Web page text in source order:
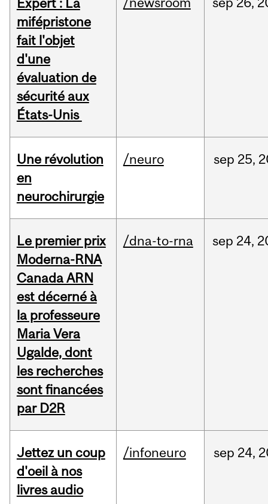
mifépristone
fait l'objet
d'une
évaluation de
sécurité aux
États-Unis
Une révolution
en
neurochirurgie
/neuro sep 25,
Le premier prix
Moderna-RNA
Canada ARN
est décerné à
la professeure
Maria Vera
Ugalde, dont
les recherches
sont financées
par D2R
/dna-to-rna sep 24,
Jettez un coup
d'oeil à nos
livres audio
/infoneuro sep 24,